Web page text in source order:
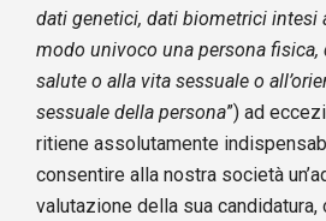
dati genetici, dati biometrici intesi
modo univoco una persona fisica,
salute o alla vita sessuale o
sessuale della persona”) ad
ritiene assolutamente
consentire alla nostra società
valutazione della sua candidatura,